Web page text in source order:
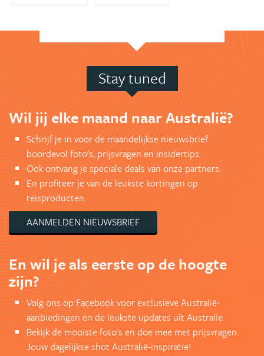
Stay tuned
Wil jij elke maand naar Australië?
Schrijf je in voor de maandelijkse nieuwsbrief
boordevol foto's, prijsvragen en insidertips.
Ook ontvang je speciale deals van onze partners.
En profiteer je van de leukste kortingen op
reisproducten.
AANMELDEN NIEUWSBRIEF
En wil je als eerste op de hoogte
zijn?
Volg ons op Facebook voor exclusieve Australië-
aanbiedingen en de leukste updates uit Australië.
Bekijk de mooiste foto's en doe mee met prijsvragen.
Jouw dagelijkse shot Australië-inspiratie!